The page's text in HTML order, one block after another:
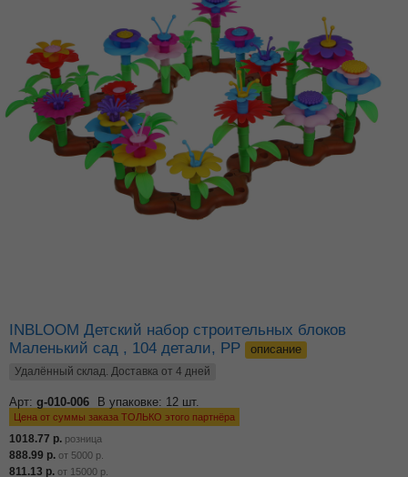
INBLOOM Детский набор строительных блоков
Маленький сад , 104 детали, PP
описание
Удалённый склад. Доставка от 4 дней
Арт: g-010-006 В упаковке: 12 шт.
Цена от суммы заказа ТОЛЬКО этого партнёра
1018.77 р. розница
888.99 р. от 5000 р.
811.13 р. от 15000 р.